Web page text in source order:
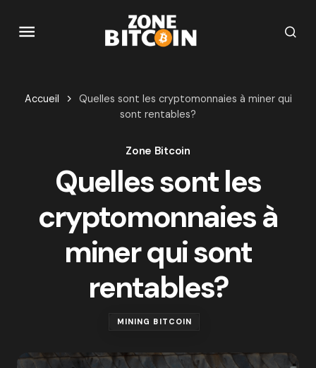
Accueil
Quelles sont les cryptomonnaies à miner qui
sont rentables?
Zone Bitcoin
Quelles sont les
cryptomonnaies à
miner qui sont
rentables?
MINING BITCOIN